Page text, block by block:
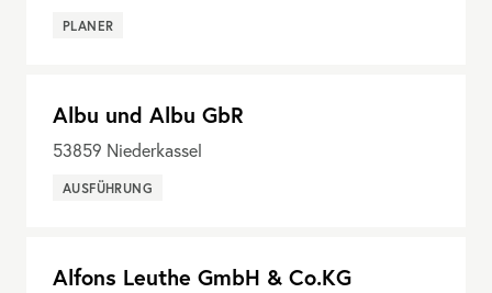
PLANER
Albu und Albu GbR
53859 Niederkassel
AUSFÜHRUNG
Alfons Leuthe GmbH & Co.KG